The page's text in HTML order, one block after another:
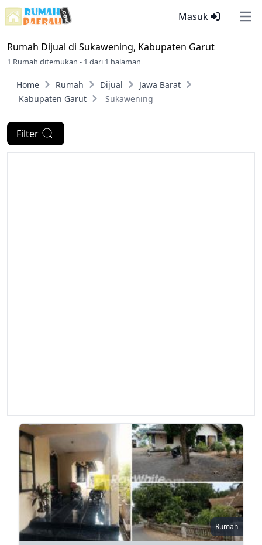
Masuk
Rumah Dijual di Sukawening, Kabupaten Garut
1 Rumah ditemukan - 1 dari 1 halaman
Home Rumah Dijual
Jawa Barat
Kabupaten Garut
Sukawening
Filter
Rumah